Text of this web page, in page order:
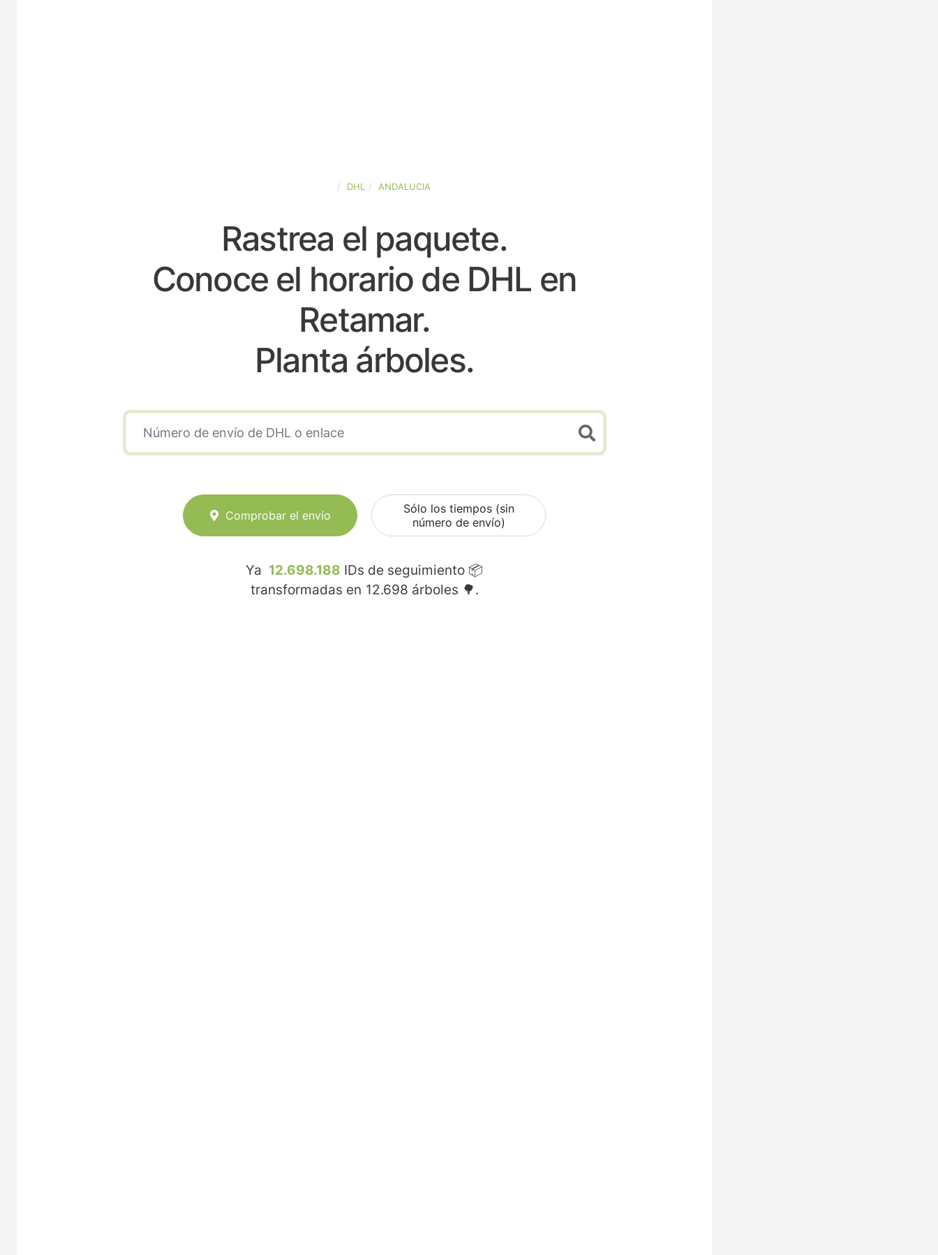
DHL ANDALUCIA
Rastrea el paquete.
Conoce el horario de DHL en
Retamar.
Planta árboles.
Comprobar el envío
Sólo los tiempos (sin
número de envío)
Ya 12.698.188 IDs de seguimiento 📦
transformadas en 12.698 árboles 🌳.